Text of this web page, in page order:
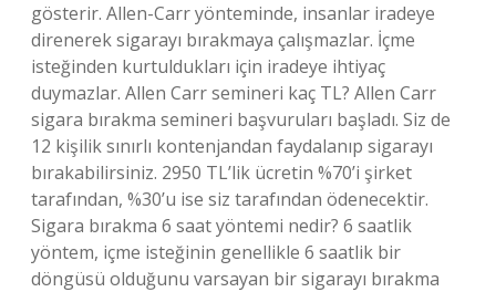
gösterir. Allen-Carr yönteminde, insanlar iradeye
direnerek sigarayı bırakmaya çalışmazlar. İçme
isteğinden kurtuldukları için iradeye ihtiyaç
duymazlar. Allen Carr semineri kaç TL? Allen Carr
sigara bırakma semineri başvuruları başladı. Siz de
12 kişilik sınırlı kontenjandan faydalanıp sigarayı
bırakabilirsiniz. 2950 TL’lik ücretin %70’i şirket
tarafından, %30’u ise siz tarafından ödenecektir.
Sigara bırakma 6 saat yöntemi nedir? 6 saatlik
yöntem, içme isteğinin genellikle 6 saatlik bir
döngüsü olduğunu varsayan bir sigarayı bırakma